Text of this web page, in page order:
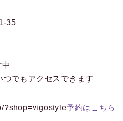
35
でもアクセスできます
?shop=vigostyle予約はこちら